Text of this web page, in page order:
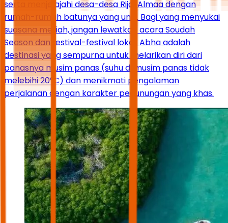
serta menjelajahi desa-desa Rijal Almaa dengan
rumah-rumah batunya yang unik. Bagi yang menyukai
suasana meriah, jangan lewatkan acara Soudah
Season dan festival-festival lokal. Abha adalah
destinasi yang sempurna untuk melarikan diri dari
panasnya musim panas (suhu di musim panas tidak
melebihi 20°C) dan menikmati pengalaman
perjalanan dengan karakter pegunungan yang khas.